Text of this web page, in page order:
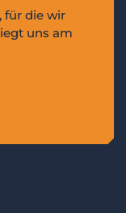
für die wir
uns am